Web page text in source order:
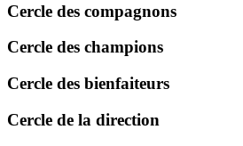
Cercle des compagnons
Cercle des champions
Cercle des bienfaiteurs
Cercle de la direction